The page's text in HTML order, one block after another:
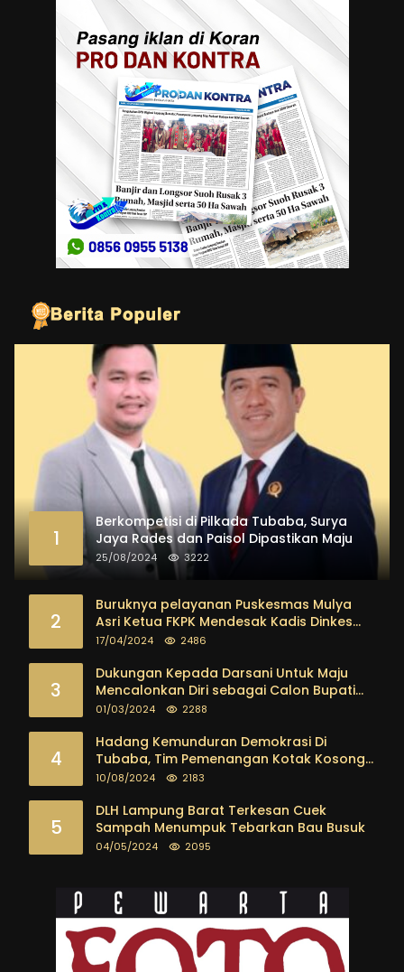
1
Berkompetisi di Pilkada Tubaba, Surya
Jaya Rades dan Paisol Dipastikan Maju
25/08/2024 3222
2
Buruknya pelayanan Puskesmas Mulya
Asri Ketua FKPK Mendesak Kadis Dinkes
Tubaba Ambil Tindakan Tegas
17/04/2024 2486
3
Dukungan Kepada Darsani Untuk Maju
Mencalonkan Diri sebagai Calon Bupati
Tubaba Terus Mengalir Baik Dari
masyarakat
01/03/2024 2288
4
Hadang Kemunduran Demokrasi Di
Tubaba, Tim Pemenangan Kotak Kosong
Segera Dibentuk
10/08/2024 2183
5
DLH Lampung Barat Terkesan Cuek
Sampah Menumpuk Tebarkan Bau Busuk
04/05/2024 2095